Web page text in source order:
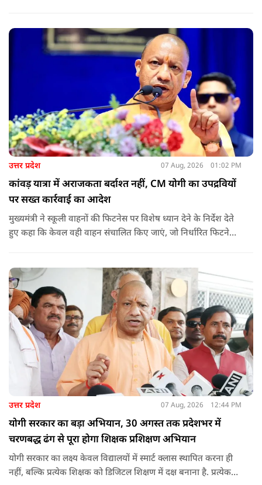
उत्तर प्रदेश 07 Aug, 2026 01:02 PM
कांवड़ यात्रा में अराजकता बर्दाश्त नहीं, CM योगी का उपद्रवियों
पर सख्त कार्रवाई का आदेश
मुख्यमंत्री ने स्कूली वाहनों की फिटनेस पर विशेष ध्यान देने के निर्देश देते
हुए कहा कि केवल वही वाहन संचालित किए जाएं, जो निर्धारित फिटनेस
ताकि विद्यार्थियों और आम नागरिकों की सुरक्षा सुनिश्चित की जा सके.
उत्तर प्रदेश 07 Aug, 2026 12:44 PM
योगी सरकार का बड़ा अभियान, 30 अगस्त तक प्रदेशभर में
चरणबद्ध ढंग से पूरा होगा शिक्षक प्रशिक्षण अभियान
योगी सरकार का लक्ष्य केवल विद्यालयों में स्मार्ट क्लास स्थापित करना ही
नहीं, बल्कि प्रत्येक शिक्षक को डिजिटल शिक्षण में दक्ष बनाना है. प्रत्येक